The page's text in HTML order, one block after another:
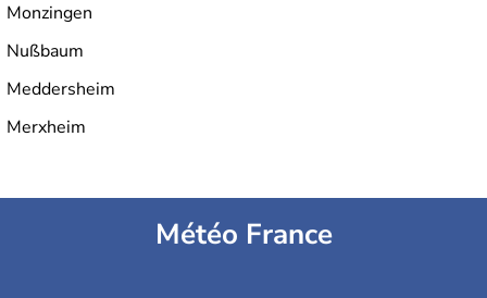
Monzingen
Nußbaum
Meddersheim
Merxheim
Météo France